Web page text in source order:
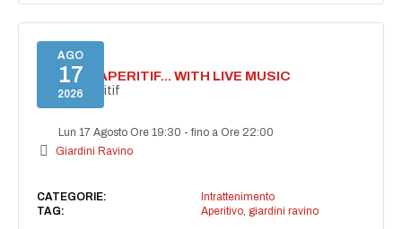
AGO
17
2026
SECRET APERITIF... WITH LIVE MUSIC
Secret aperitif
Lun 17 Agosto Ore 19:30 -fino a Ore 22:00
Giardini Ravino
CATEGORIE:
Intrattenimento
TAG:
Aperitivo, giardini ravino